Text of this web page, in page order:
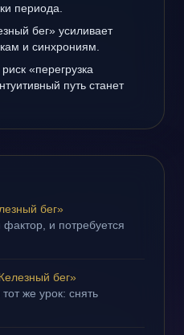
периода.
бег» усиливает
и синхрониям.
«перегрузка
путь станет
бег»
и потребуется
бег»
же урок: снять